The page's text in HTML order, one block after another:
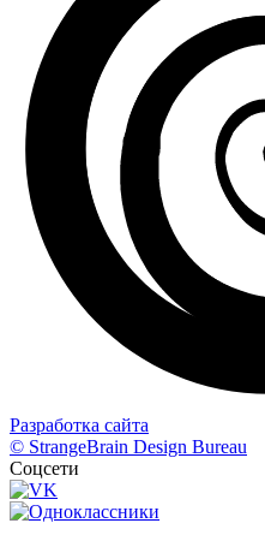
Разработка сайта
© StrangeBrain Design Bureau
Соцсети